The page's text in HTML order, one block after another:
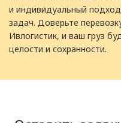
и индивидуальный
задач. Доверьте
Ивлогистик, и ваш груз
целости и сохранности.